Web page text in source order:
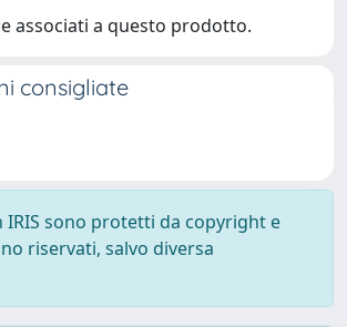
associati a questo prodotto.
consigliate
IRIS sono protetti da copyright e
riservati, salvo diversa